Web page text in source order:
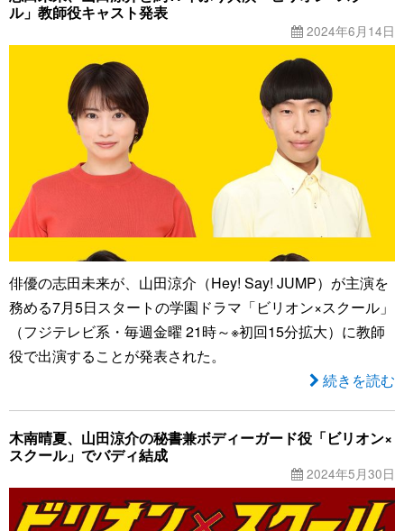
ル」教師役キャスト発表
2024年6月14日
俳優の志田未来が、山田涼介（Hey! Say! JUMP）が主演を
務める7月5日スタートの学園ドラマ「ビリオン×スクール」
（フジテレビ系・毎週金曜 21時～※初回15分拡大）に教師
役で出演することが発表された。
続きを読む
木南晴夏、山田涼介の秘書兼ボディーガード役「ビリオン×
スクール」でバディ結成
2024年5月30日